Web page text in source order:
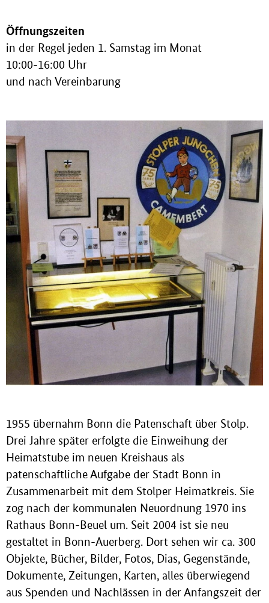
Öffnungszeiten
in der Regel jeden 1. Samstag im Monat
10:00-16:00 Uhr
und nach Vereinbarung
1955 übernahm Bonn die Patenschaft über Stolp.
Drei Jahre später erfolgte die Einweihung der
Heimatstube im neuen Kreishaus als
patenschaftliche Aufgabe der Stadt Bonn in
Zusammenarbeit mit dem Stolper Heimatkreis. Sie
zog nach der kommunalen Neuordnung 1970 ins
Rathaus Bonn-Beuel um. Seit 2004 ist sie neu
gestaltet in Bonn-Auerberg. Dort sehen wir ca. 300
Objekte, Bücher, Bilder, Fotos, Dias, Gegenstände,
Dokumente, Zeitungen, Karten, alles überwiegend
aus Spenden und Nachlässen in der Anfangszeit der